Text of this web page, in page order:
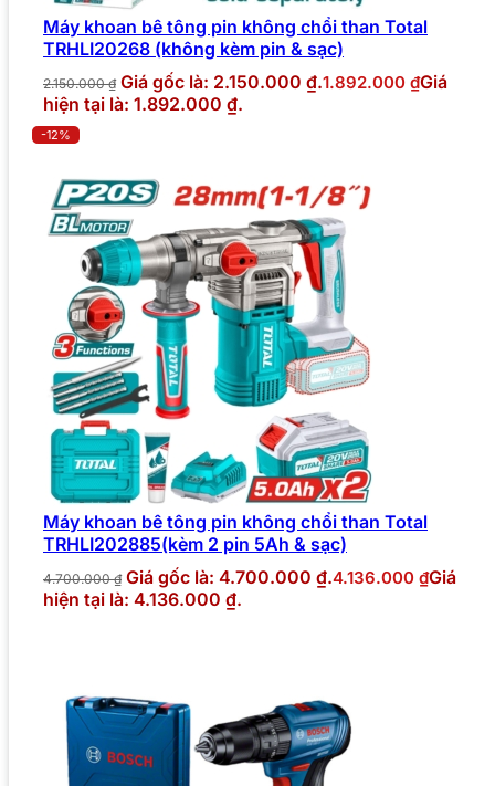
Máy khoan bê tông pin không chổi than Total
TRHLI20268 (không kèm pin & sạc)
2.150.000₫ Giá gốc là: 2.150.000 ₫.1.892.000 ₫Giá
hiện tại là: 1.892.000 ₫.
-12%
Máy khoan bê tông pin không chổi than Total
TRHLI202885(kèm 2 pin 5Ah & sạc)
4.700.000₫ Giá gốc là: 4.700.000 ₫.4.136.000 ₫Giá
hiện tại là: 4.136.000 ₫.